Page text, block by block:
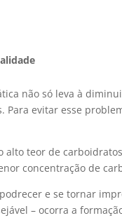
não só leva à
evitar esse
teor de
concentração de
e se tornar
– ocorra a